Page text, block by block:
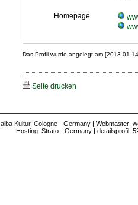
Homepage
Das Profil wurde angelegt am [2013-01-
Seite drucken
alba Kultur, Cologne - Germany | Webmaster:
Hosting: Strato - Germany |